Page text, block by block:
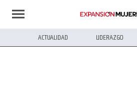
ACTUALIDAD LIDERAZGO